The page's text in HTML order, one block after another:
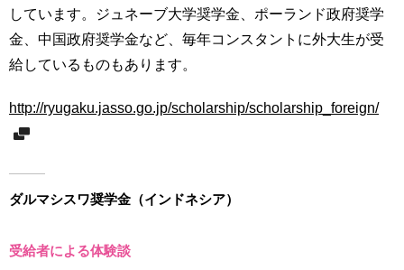
しています。ジュネーブ大学奨学金、ポーランド政府奨学
金、中国政府奨学金など、毎年コンスタントに外大生が受
給しているものもあります。
http://ryugaku.jasso.go.jp/scholarship/scholarship_foreign/
ダルマシスワ奨学金（インドネシア）
受給者による体験談